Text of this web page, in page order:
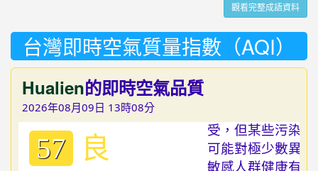
觀看完整成語資料
台灣即時空氣質量指數（AQI）
Hualien的即時空氣品質
2026年08月09日 13時08分
57 良